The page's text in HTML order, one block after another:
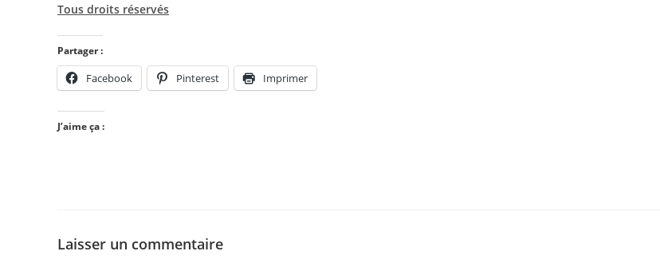
Tous droits réservés
Partager :
Facebook Pinterest Imprimer
J’aime ça :
Laisser un commentaire